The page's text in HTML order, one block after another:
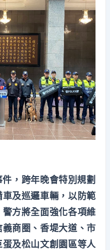
，跨年晚會特別規劃
及巡邏車輛，以防範
方將全面強化各項維
商圈、香堤大道、市
及松山文創園區等人